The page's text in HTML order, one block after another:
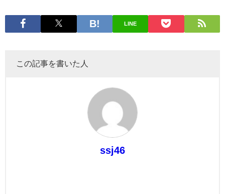
LINE
この記事を書いた人
ssj46